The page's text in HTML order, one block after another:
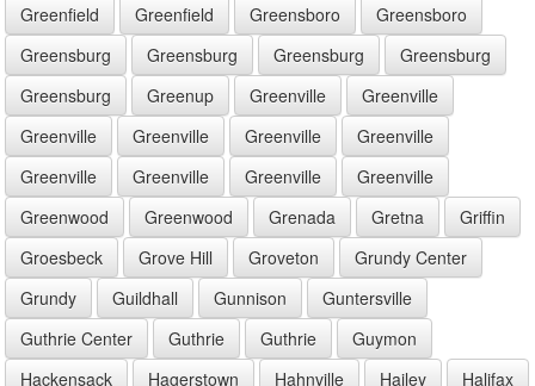
Greenfield
Greenfield Greensboro
Greensboro
Greensburg
Greensburg Greensburg
Greensburg
Greensburg
Greenup Greenville
Greenville
Greenville
Greenville Greenville
Greenville
Greenville
Greenville Greenville
Greenville
Greenwood
Greenwood Grenada Gretna
Griffin
Groesbeck
Grove Hill Groveton
Grundy Center
Grundy
Guildhall Gunnison
Guntersville
Guthrie Center
Guthrie Guthrie
Guymon
Hackensack
Hagerstown Hahnville Hailey
Halifax